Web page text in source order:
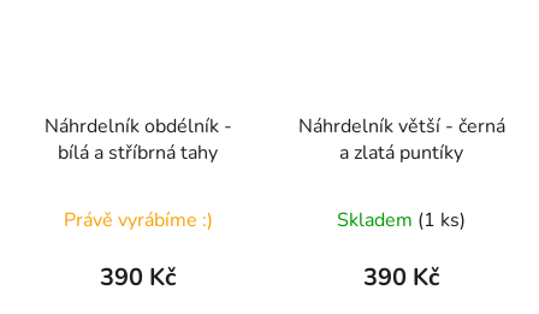
Náhrdelník obdélník -
bílá a stříbrná tahy
Právě vyrábíme :)
390 Kč
Náhrdelník větší - černá
a zlatá puntíky
Skladem (1 ks)
390 Kč